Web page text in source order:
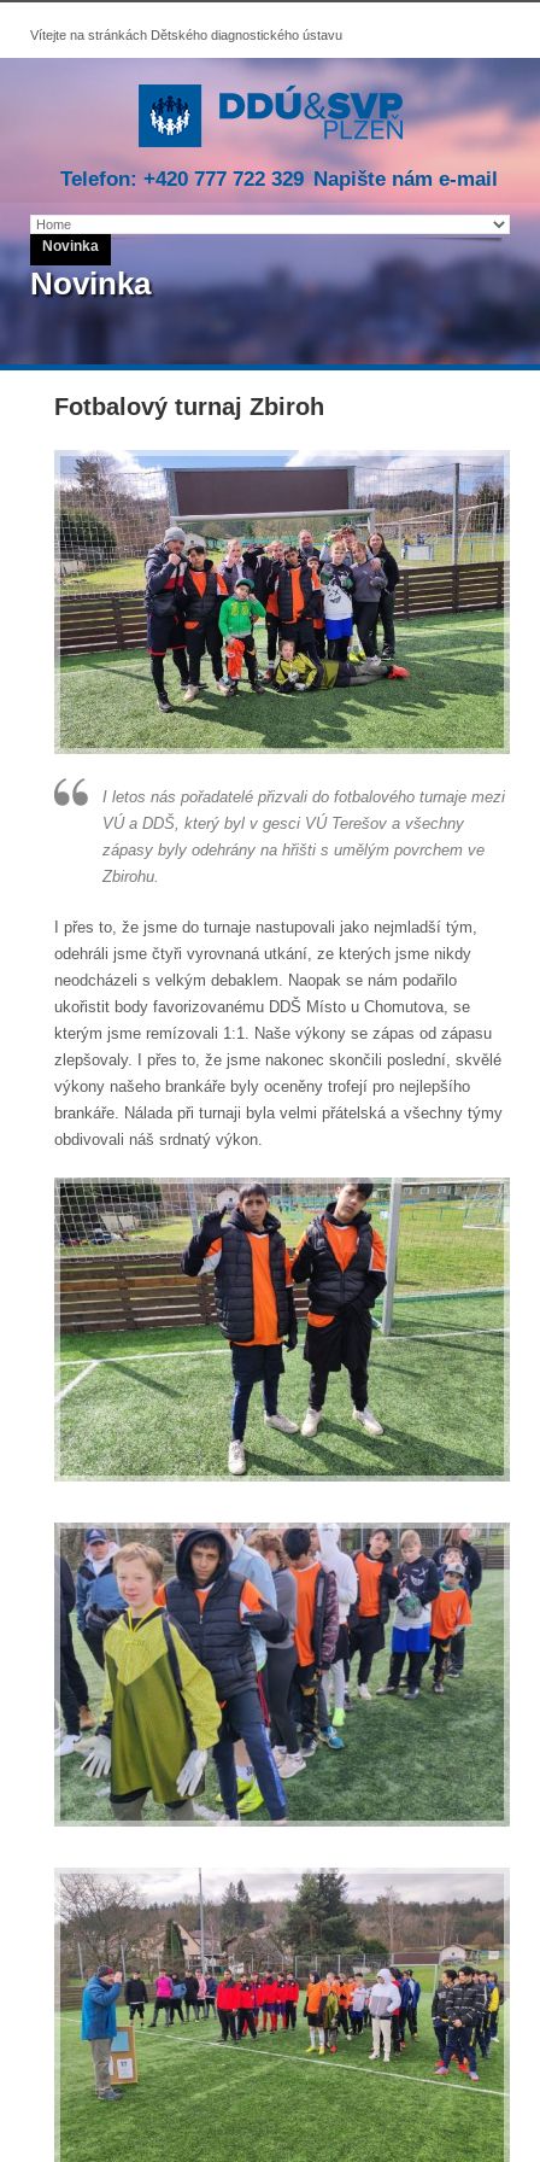
Vítejte na stránkách Dětského diagnostického ústavu
Telefon: +420 777 722 329 Napište nám e-mail
Novinka
Novinka
Fotbalový turnaj Zbiroh
I letos nás pořadatelé přizvali do fotbalového turnaje mezi
VÚ a DDŠ, který byl v gesci VÚ Terešov a všechny
zápasy byly odehrány na hřišti s umělým povrchem ve
Zbirohu.
I přes to, že jsme do turnaje nastupovali jako nejmladší tým,
odehráli jsme čtyři vyrovnaná utkání, ze kterých jsme nikdy
neodcházeli s velkým debaklem. Naopak se nám podařilo
ukořistit body favorizovanému DDŠ Místo u Chomutova, se
kterým jsme remízovali 1:1. Naše výkony se zápas od zápasu
zlepšovaly. I přes to, že jsme nakonec skončili poslední, skvělé
výkony našeho brankáře byly oceněny trofejí pro nejlepšího
brankáře. Nálada při turnaji byla velmi přátelská a všechny týmy
obdivovali náš srdnatý výkon.